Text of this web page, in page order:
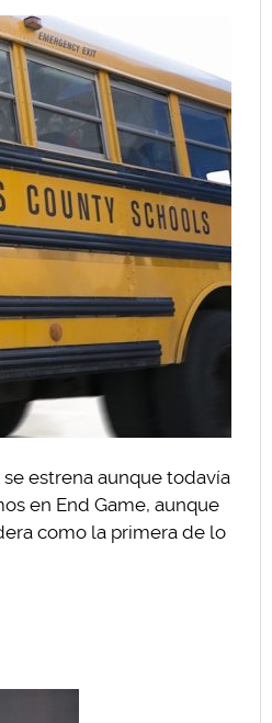
estrena aunque todavía
en End Game, aunque
como la primera de lo